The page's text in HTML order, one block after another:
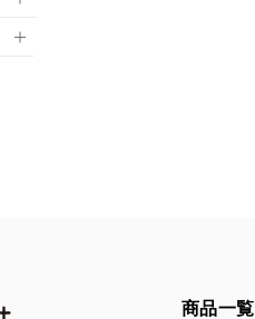
商品一覧